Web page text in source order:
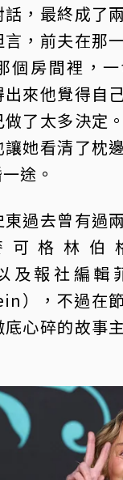
，最終成了
，前夫在那
個房間裡，
來他覺得自
了太多決定
她看清了枕
途。
過去曾有過
格林伯
及報社編輯
），不過在
心碎的故事